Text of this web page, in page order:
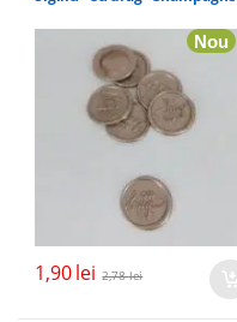
Nou
1,90lei 2,78lei